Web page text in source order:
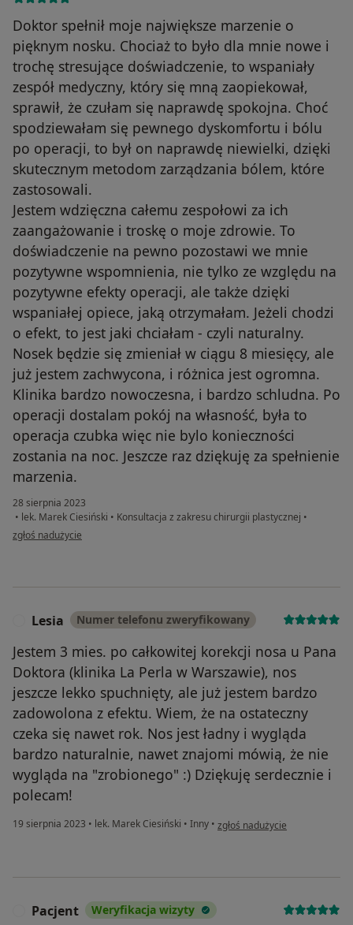
Doktor spełnił moje największe marzenie o
pięknym nosku. Chociaż to było dla mnie nowe i
trochę stresujące doświadczenie, to wspaniały
zespół medyczny, który się mną zaopiekował,
sprawił, że czułam się naprawdę spokojna. Choć
spodziewałam się pewnego dyskomfortu i bólu
po operacji, to był on naprawdę niewielki, dzięki
skutecznym metodom zarządzania bólem, które
zastosowali.
Jestem wdzięczna całemu zespołowi za ich
zaangażowanie i troskę o moje zdrowie. To
doświadczenie na pewno pozostawi we mnie
pozytywne wspomnienia, nie tylko ze względu na
pozytywne efekty operacji, ale także dzięki
wspaniałej opiece, jaką otrzymałam. Jeżeli chodzi
o efekt, to jest jaki chciałam - czyli naturalny.
Nosek będzie się zmieniał w ciągu 8 miesięcy, ale
już jestem zachwycona, i różnica jest ogromna.
Klinika bardzo nowoczesna, i bardzo schludna. Po
operacji dostalam pokój na własność, była to
operacja czubka więc nie bylo konieczności
zostania na noc. Jeszcze raz dziękuję za spełnienie
marzenia.
28 sierpnia 2023
• lek. Marek Ciesiński • Konsultacja z zakresu chirurgii plastycznej •
w opinii użytkownika Weronika Kozłowska
zgłoś nadużycie
Lesia Numer telefonu zweryfikowany
Jestem 3 mies. po całkowitej korekcji nosa u Pana
Doktora (klinika La Perla w Warszawie), nos
jeszcze lekko spuchnięty, ale już jestem bardzo
zadowolona z efektu. Wiem, że na ostateczny
czeka się nawet rok. Nos jest ładny i wygląda
bardzo naturalnie, nawet znajomi mówią, że nie
wygląda na "zrobionego" :) Dziękuję serdecznie i
polecam!
19 sierpnia 2023 • lek. Marek Ciesiński • Inny • w opinii użytkownika Lesia
zgłoś nadużycie
Pacjent Weryfikacja wizyty